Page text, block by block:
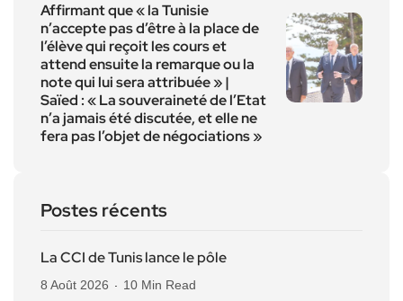
Affirmant que « la Tunisie
n’accepte pas d’être à la place de
l’élève qui reçoit les cours et
attend ensuite la remarque ou la
note qui lui sera attribuée » |
Saïed : « La souveraineté de l’Etat
n’a jamais été discutée, et elle ne
fera pas l’objet de négociations »
Postes récents
La CCI de Tunis lance le pôle
8 Août 2026 10 Min Read